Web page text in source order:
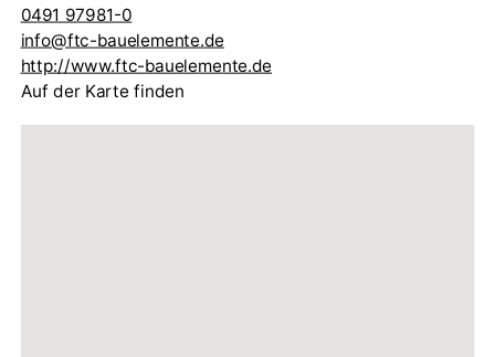
0491 97981-0
info@ftc-bauelemente.de
http://www.ftc-bauelemente.de
Auf der Karte finden